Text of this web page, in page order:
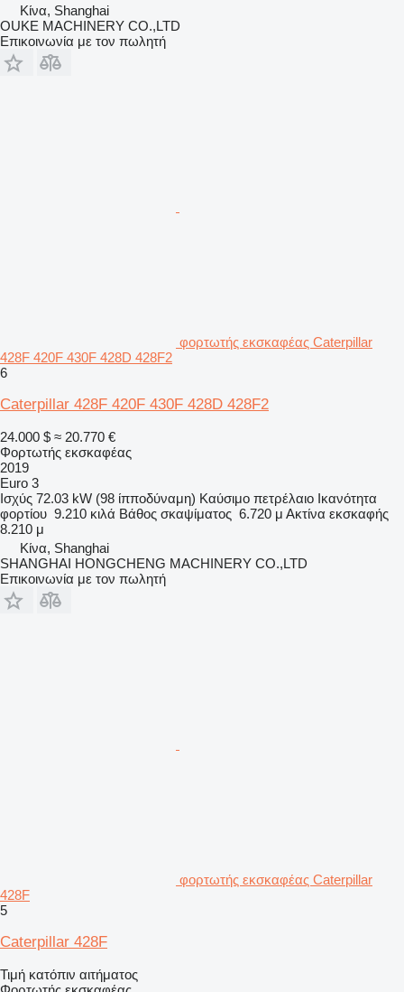
Κίνα, Shanghai
OUKE MACHINERY CO.,LTD
Επικοινωνία με τον πωλητή
φορτωτής εκσκαφέας Caterpillar
428F 420F 430F 428D 428F2
6
Caterpillar 428F 420F 430F 428D 428F2
24.000 $ ≈ 20.770 €
Φορτωτής εκσκαφέας
2019
Euro 3
Ισχύς 72.03 kW (98 ίπποδύναμη) Καύσιμο πετρέλαιο Ικανότητα
φορτίου 9.210 κιλά Βάθος σκαψίματος 6.720 μ Ακτίνα εκσκαφής
8.210 μ
Κίνα, Shanghai
SHANGHAI HONGCHENG MACHINERY CO.,LTD
Επικοινωνία με τον πωλητή
φορτωτής εκσκαφέας Caterpillar
428F
5
Caterpillar 428F
Τιμή κατόπιν αιτήματος